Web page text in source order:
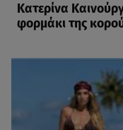
Κατερίνα
φορμάκι της